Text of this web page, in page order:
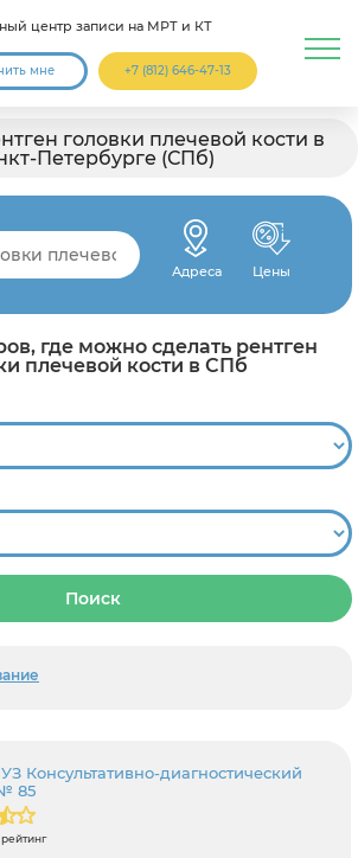
центр записи на МРТ и КТ
мне +7 (812) 646-47-13
головки плечевой кости в
Петербурге (СПб)
Адреса Цены
где можно сделать рентген
плечевой кости в СПб
Поиск
Консультативно-диагностический
85